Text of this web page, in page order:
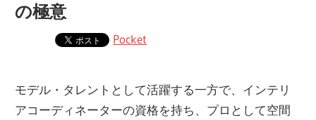
の極意
Pocket
モデル・タレントとして活躍する一方で、インテリ
アコーディネーターの資格を持ち、プロとして空間